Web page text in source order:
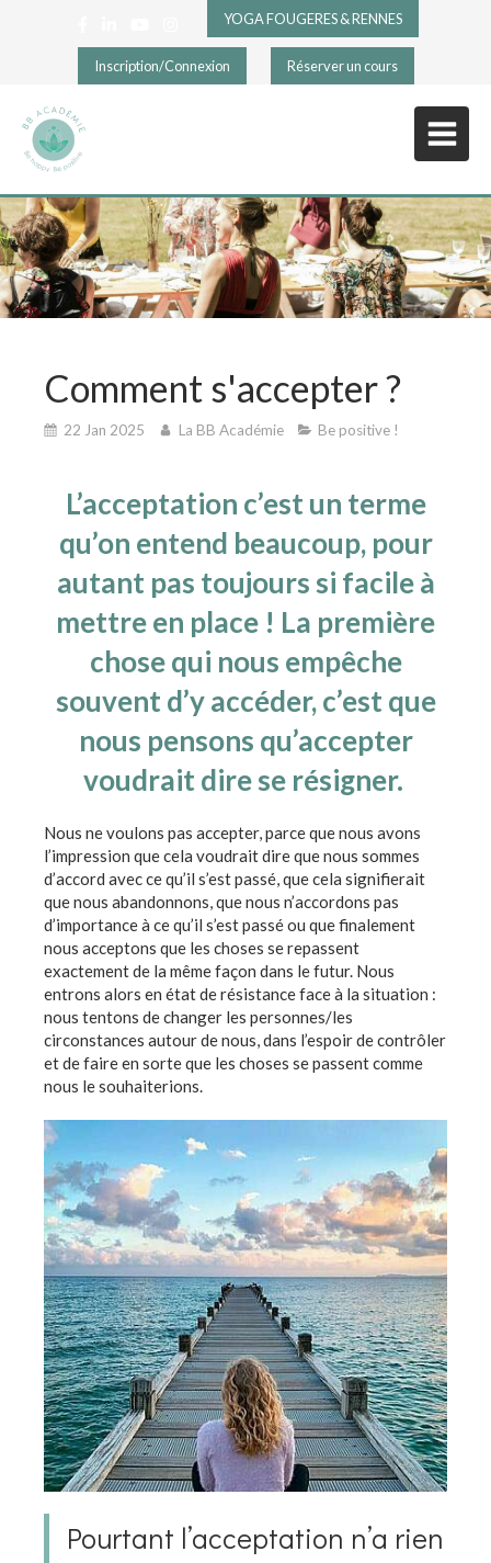
YOGA FOUGERES & RENNES
Inscription/Connexion Réserver un cours
Comment s'accepter ?
22 Jan 2025 La BB Académie Be positive !
L’acceptation c’est un terme
qu’on entend beaucoup, pour
autant pas toujours si facile à
mettre en place ! La première
chose qui nous empêche
souvent d’y accéder, c’est que
nous pensons qu’accepter
voudrait dire se résigner.
Nous ne voulons pas accepter, parce que nous avons
l’impression que cela voudrait dire que nous sommes
d’accord avec ce qu’il s’est passé, que cela signifierait
que nous abandonnons, que nous n’accordons pas
d’importance à ce qu’il s’est passé ou que finalement
nous acceptons que les choses se repassent
exactement de la même façon dans le futur. Nous
entrons alors en état de résistance face à la situation :
nous tentons de changer les personnes/les
circonstances autour de nous, dans l’espoir de contrôler
et de faire en sorte que les choses se passent comme
nous le souhaiterions.
Pourtant l’acceptation n’a rien